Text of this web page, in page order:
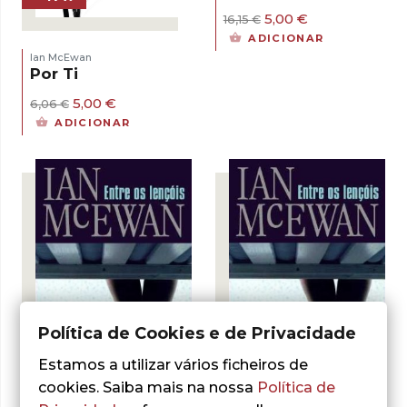
Ian McEwan
Por Ti
6,06€ O
preço
6,06 €.
5,00 €
preço
5,00 €.
ADICIONAR
16,15€ O
preço
5,00 €O
preço
ADICIONAR
- 57%
Política de Cookies e de Privacidade
Estamos a utilizar vários ficheiros de
cookies. Saiba mais na nossa Política de